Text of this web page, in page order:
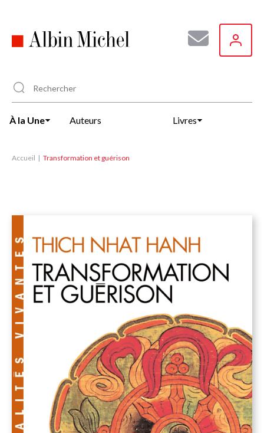
principal
À la Une Auteurs Livres
Accueil Transformation et guérison